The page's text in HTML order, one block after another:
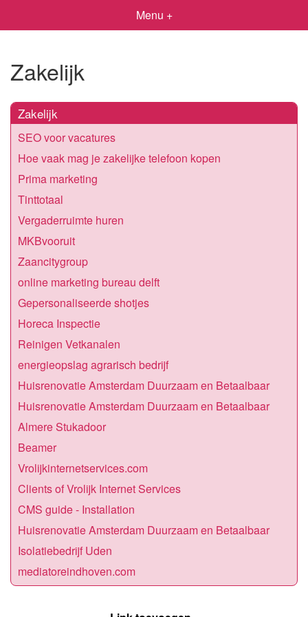
Menu +
Zakelijk
Zakelijk
SEO voor vacatures
Hoe vaak mag je zakelijke telefoon kopen
Prima marketing
Tinttotaal
Vergaderruimte huren
MKBvooruit
Zaancitygroup
online marketing bureau delft
Gepersonaliseerde shotjes
Horeca Inspectie
Reinigen Vetkanalen
energieopslag agrarisch bedrijf
Huisrenovatie Amsterdam Duurzaam en Betaalbaar
Huisrenovatie Amsterdam Duurzaam en Betaalbaar
Almere Stukadoor
Beamer
Vrolijkinternetservices.com
Clients of Vrolijk Internet Services
CMS guide - Installation
Huisrenovatie Amsterdam Duurzaam en Betaalbaar
Isolatiebedrijf Uden
mediatoreindhoven.com